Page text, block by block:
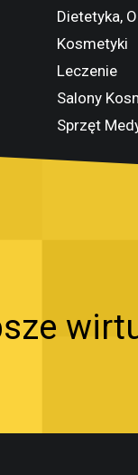
Dietetyka,
Kosmetyki
Leczenie
Salony
Sprzęt